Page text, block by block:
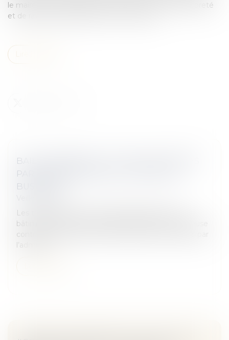
le maire de la commune de remettre en état de propreté
et de ravaler les façades de cet immeuble...
BAIL COMMERCIAL ET TRAVAUX IMPOSÉS
PAR L’ADMINISTRATION - LES ECHOS
BUSINESS
Les travaux prescrits par l’administration dans un
bâtiment loué sont à la charge du bailleur. Sauf clause
contraire stipulée dans le bail, les travaux ordonnés par
l’adminis...